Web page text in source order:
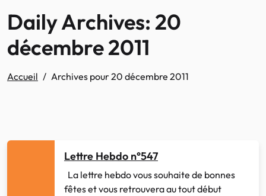
Daily Archives: 20
décembre 2011
Accueil Archives pour 20 décembre 2011
Lettre Hebdo n°547
La lettre hebdo vous souhaite de bonnes
fêtes et vous retrouvera au tout début